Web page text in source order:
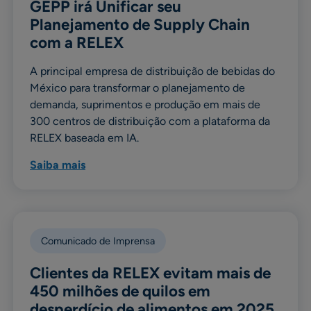
GEPP irá Unificar seu
Planejamento de Supply Chain
com a RELEX
A principal empresa de distribuição de bebidas do
México para transformar o planejamento de
demanda, suprimentos e produção em mais de
300 centros de distribuição com a plataforma da
RELEX baseada em IA.
Saiba mais
Comunicado de Imprensa
Clientes da RELEX evitam mais de
450 milhões de quilos em